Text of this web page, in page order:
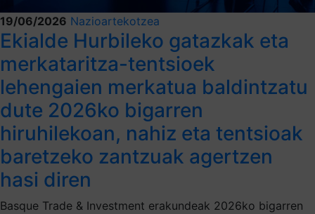
19/06/2026 Nazioartekotzea
Ekialde Hurbileko gatazkak eta
merkataritza-tentsioek
lehengaien merkatua baldintzatu
dute 2026ko bigarren
hiruhilekoan, nahiz eta tentsioak
baretzeko zantzuak agertzen
hasi diren
Basque Trade & Investment erakundeak 2026ko bigarren